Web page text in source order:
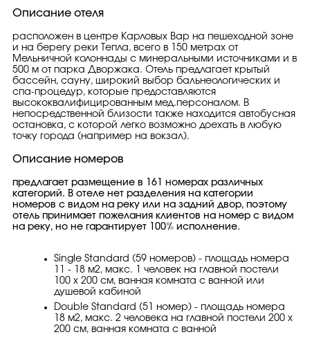
Описание отеля
расположен в центре Карловых Вар на пешеходной зоне
и на берегу реки Тепла, всего в 150 метрах от
Мельничной колоннады с минеральными источниками и в
500 м от парка Дворжака. Отель предлагает крытый
бассейн, сауну, широкий выбор бальнеологических и
спа-процедур, которые предоставляются
высококвалифицированным мед.персоналом. В
непосредственной близости также находится автобусная
остановка, с которой легко возможно доехать в любую
точку города (например на вокзал).
Описание номеров
предлагает размещение в 161 номерах различных
категорий. В отеле нет разделения на категории
номеров с видом на реку или на задний двор, поэтому
отель принимает пожелания клиентов на номер с видом
на реку, но не гарантирует 100% исполнение.
Single Standard (59 номеров) - площадь номера
11 - 18 м2, макс. 1 человек на главной постели
100 х 200 см, ванная комната с ванной или
душевой кабиной
Double Standard (51 номер) - площадь номера
18 м2, макс. 2 человекa на главной постели 200 х
200 см, ванная комната с ванной